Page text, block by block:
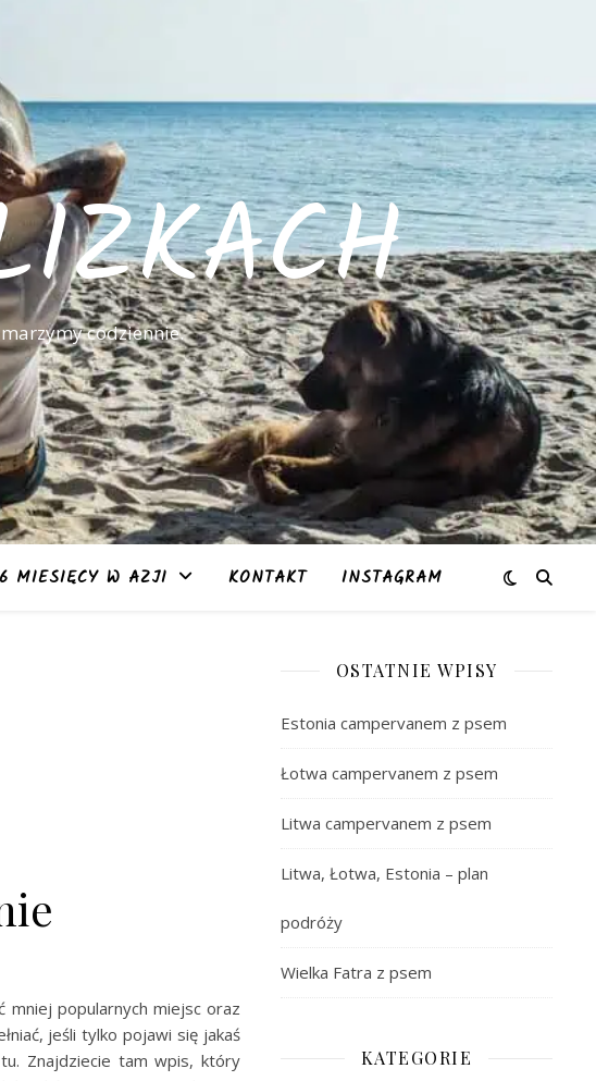
codziennie.
6 MIESIĘCY W AZJI KONTAKT INSTAGRAM
mniej popularnych miejsc oraz
jeśli tylko pojawi się jakaś
Znajdziecie tam wpis, który
OSTATNIE WPISY
Estonia campervanem z psem
Łotwa campervanem z psem
Litwa campervanem z psem
Litwa, Łotwa, Estonia – plan
podróży
Wielka Fatra z psem
KATEGORIE